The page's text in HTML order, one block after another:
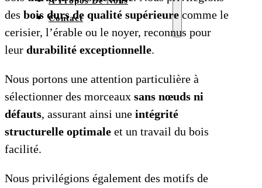
Contact
des bois durs de qualité supérieure comme le
cerisier, l’érable ou le noyer, reconnus pour
leur durabilité exceptionnelle.
Nous portons une attention particulière à
sélectionner des morceaux sans nœuds ni
défauts, assurant ainsi une intégrité
structurelle optimale et un travail du bois
facilité.
Nous privilégions également des motifs de